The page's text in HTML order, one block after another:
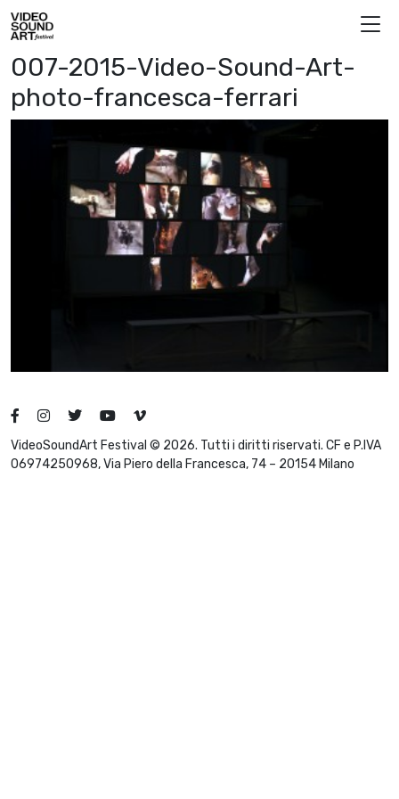
Vai al contenuto
Video Sound Art
007-2015-Video-Sound-Art-
photo-francesca-ferrari
VideoSoundArt Festival © 2026. Tutti i diritti riservati. CF e P.IVA
06974250968, Via Piero della Francesca, 74 – 20154 Milano